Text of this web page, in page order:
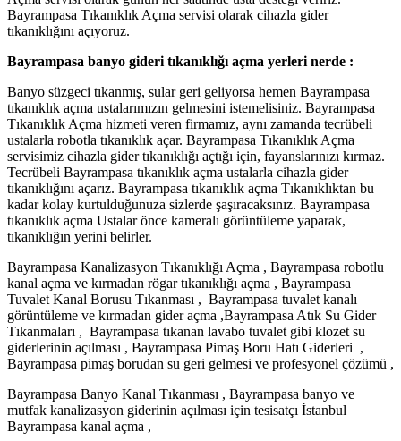
Bayrampasa Tıkanıklık Açma servisi olarak cihazla gider
tıkanıklığını açıyoruz.
Bayrampasa banyo gideri tıkanıklığı açma yerleri nerde :
Banyo süzgeci tıkanmış, sular geri geliyorsa hemen Bayrampasa
tıkanıklık açma ustalarımızın gelmesini istemelisiniz. Bayrampasa
Tıkanıklık Açma hizmeti veren firmamız, aynı zamanda tecrübeli
ustalarla robotla tıkanıklık açar. Bayrampasa Tıkanıklık Açma
servisimiz cihazla gider tıkanıklığı açtığı için, fayanslarınızı kırmaz.
Tecrübeli Bayrampasa tıkanıklık açma ustalarla cihazla gider
tıkanıklığını açarız. Bayrampasa tıkanıklık açma Tıkanıklıktan bu
kadar kolay kurtulduğunuza sizlerde şaşıracaksınız. Bayrampasa
tıkanıklık açma Ustalar önce kameralı görüntüleme yaparak,
tıkanıklığın yerini belirler.
Bayrampasa Kanalizasyon Tıkanıklığı Açma , Bayrampasa robotlu
kanal açma ve kırmadan rögar tıkanıklığı açma , Bayrampasa
Tuvalet Kanal Borusu Tıkanması , Bayrampasa tuvalet kanalı
görüntüleme ve kırmadan gider açma ,Bayrampasa Atık Su Gider
Tıkanmaları , Bayrampasa tıkanan lavabo tuvalet gibi klozet su
giderlerinin açılması , Bayrampasa Pimaş Boru Hatı Giderleri ,
Bayrampasa pimaş borudan su geri gelmesi ve profesyonel çözümü ,
Bayrampasa Banyo Kanal Tıkanması , Bayrampasa banyo ve
mutfak kanalizasyon giderinin açılması için tesisatçı İstanbul
Bayrampasa kanal açma ,